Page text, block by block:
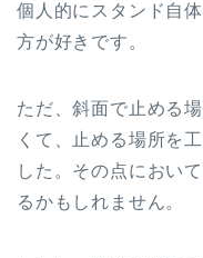
個人的にスタンド自
方が好きです。
ただ、斜面で止める
くて、止める場所を
した。その点におい
るかもしれません。